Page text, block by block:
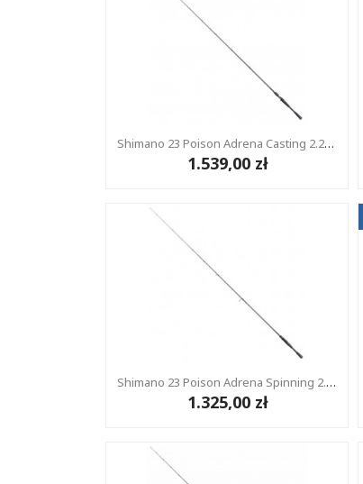
Shimano 23 Poison Adrena Casting 2.21m 10-30g 1+1
1.539,00 zł
Shimano 23 Poison Adrena Spinning 2.03m 4-12g 1+1
1.325,00 zł